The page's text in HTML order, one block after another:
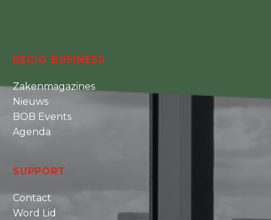
REGIO BUSINESS
Zakenmagazines
Nieuws
BOB Events
Agenda
SUPPORT
Contact
Word Lid